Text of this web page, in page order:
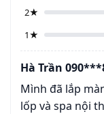
2★
1★
Hà Trần
Mình đã lắp
lốp và spa nội